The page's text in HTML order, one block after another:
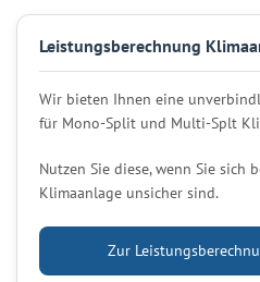
Leistungsberechnung
Wir bieten Ihnen eine
für Mono-Split und Multi-Splt
Nutzen Sie diese, wenn Sie sich
Klimaanlage unsicher sind.
Zur